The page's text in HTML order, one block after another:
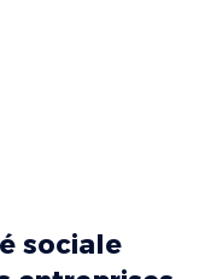
sociale